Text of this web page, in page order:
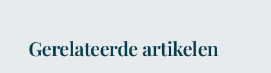
Gerelateerde artikelen